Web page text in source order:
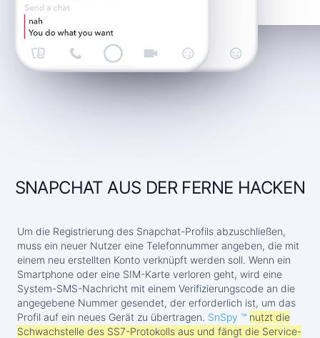
SNAPCHAT AUS DER FERNE HACKEN
Um die Registrierung des Snapchat-Profils abzuschließen,
muss ein neuer Nutzer eine Telefonnummer angeben, die mit
einem neu erstellten Konto verknüpft werden soll. Wenn ein
Smartphone oder eine SIM-Karte verloren geht, wird eine
System-SMS-Nachricht mit einem Verifizierungscode an die
angegebene Nummer gesendet, der erforderlich ist, um das
Profil auf ein neues Gerät zu übertragen. SnSpy ™ nutzt die
Schwachstelle des SS7-Protokolls aus und fängt die Service-